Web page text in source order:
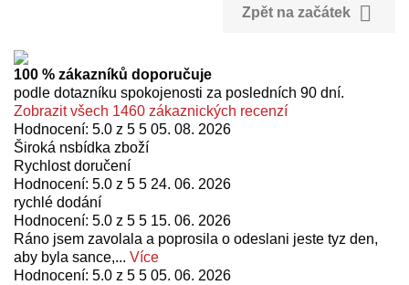
Zpět na začátek 
100 % zákazníků doporučuje
podle dotazníku spokojenosti za posledních 90 dní.
Zobrazit všech 1460 zákaznických recenzí
Hodnocení: 5.0 z 5 5 05. 08. 2026
Široká nsbídka zboží
Rychlost doručení
Hodnocení: 5.0 z 5 5 24. 06. 2026
rychlé dodání
Hodnocení: 5.0 z 5 5 15. 06. 2026
Ráno jsem zavolala a poprosila o odeslani jeste tyz den,
aby byla sance,... Více
Hodnocení: 5.0 z 5 5 05. 06. 2026